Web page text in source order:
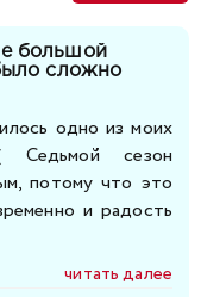
большой
сложно
одно из моих
Седьмой сезон
потому что это
и радость
читать далее